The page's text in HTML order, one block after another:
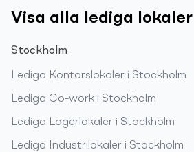
Visa alla lediga lokaler
Stockholm
Lediga Kontorslokaler i Stockholm
Lediga Co-work i Stockholm
Lediga Lagerlokaler i Stockholm
Lediga Industrilokaler i Stockholm